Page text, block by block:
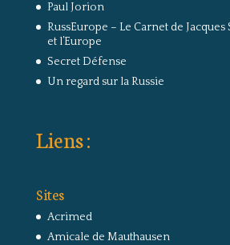
Paul Jorion
RussEurope – Le Carnet de Jacques
et l’Europe
Secret Défense
Un regard sur la Russie
Liens :
Sites
Acrimed
Amicale de Mauthausen